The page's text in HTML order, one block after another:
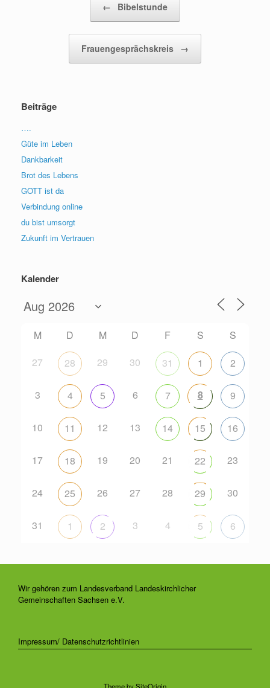
← Bibelstunde
Frauengesprächskreis →
Beiträge
….
Güte im Leben
Dankbarkeit
Brot des Lebens
GOTT ist da
Verbindung online
du bist umsorgt
Zukunft im Vertrauen
Kalender
M D M D F S
S
27
28 29 30 31 1 2
3 4 5 6 7 8 9
10 11 12 13 14 15 16
17 18 19 20 21 22 23
24 25 26 27 28 29 30
31 1 2 3 4 5 6
Wir gehören zum Landesverband Landeskirchlicher
Gemeinschaften Sachsen e.V.
Impressum/ Datenschutzrichtlinien